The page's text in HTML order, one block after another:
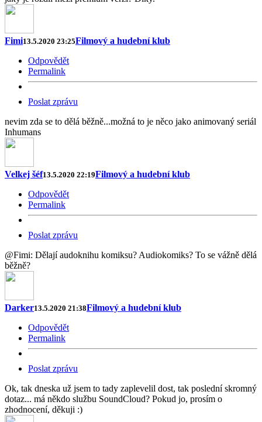
Fimi13.5.2020 23:25Filmový a hudební klub
Odpovědět
Permalink
Poslat zprávu
nevim zda se to dělá běžně...možná to je něco jako animovaný seriál
Inhumans
Velkej šéf13.5.2020 22:19Filmový a hudební klub
Odpovědět
Permalink
Poslat zprávu
@Fimi: Dělají audoknihu komiksu? Audiokomiks? To se vážně dělá
běžně?
Darker13.5.2020 21:38Filmový a hudební klub
Odpovědět
Permalink
Poslat zprávu
Ok, tak dneska už jsem to tady zaplevelil dost, tak poslední skromný
dotaz... má někdo službu SoundCloud? Pokud jo, prosím o
zhodnocení, děkuji :)